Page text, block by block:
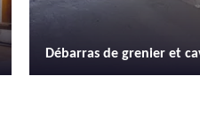
Location de benne